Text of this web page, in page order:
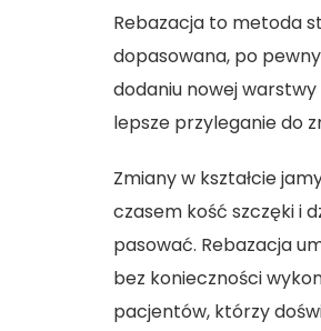
Rebazacja to metoda
dopasowana, po
dodaniu nowej
lepsze przyleganie do
Zmiany w kształcie
czasem kość szczęki i
pasować. Rebazacja
bez konieczności
pacjentów, którzy